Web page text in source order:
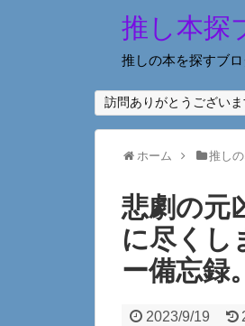
推し本探
推しの本を探すブ
訪問ありがとうございま
ホーム 推し
悲劇の元
に尽く
ー備忘録
2023/9/19